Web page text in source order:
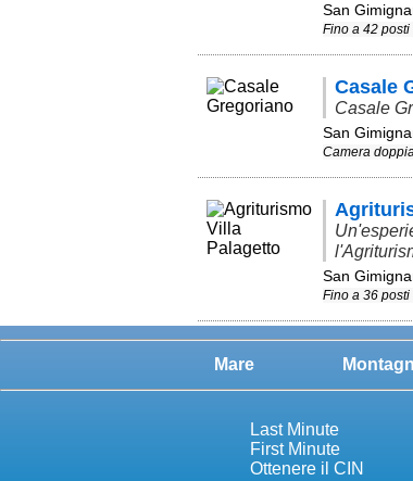
San
Fino a 42 posti
Casale
Casale
San
Camera
San
Fino a 36 posti
Mare
Last Minute
First Minute
Ottenere il CIN